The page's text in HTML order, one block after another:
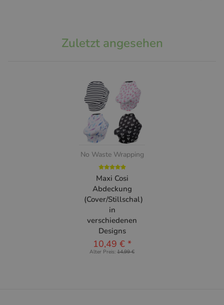
Zuletzt angesehen
No Waste Wrapping
Maxi Cosi
Abdeckung
(Cover/Stillschal)
in
verschiedenen
Designs
10,49 € *
Alter Preis: 14,99 €